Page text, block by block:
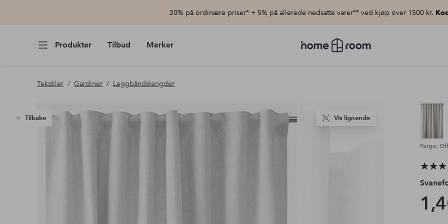
20% på ordinære priser* + 5% på allerede nedsatte varer** ved kjøp over 1500 kr.
Produkter Tilbud Merker
Homeroom
–
Tekstiler Gardiner Leggbåndslengder
Tilbake Vis lignende
Farge: